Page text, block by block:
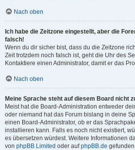
Nach oben
Ich habe die Zeitzone eingestellt, aber die
falsch!
Wenn du dir sicher bist, dass du die Zeitzone
Zeit trotzdem noch falsch ist, geht die Uhr des
Kontaktiere einen Administrator, damit er das
Nach oben
Meine Sprache steht auf diesem Board nicht
Meist hat die Board-Administration entweder
oder niemand hat das Forum bislang in deine
einen Board-Administrator, ob er das
installieren kann. Falls es noch nicht existiert,
es übersetzen würdest. Weitere Informationen
von phpBB Limited oder aufphpBB.de gefunden